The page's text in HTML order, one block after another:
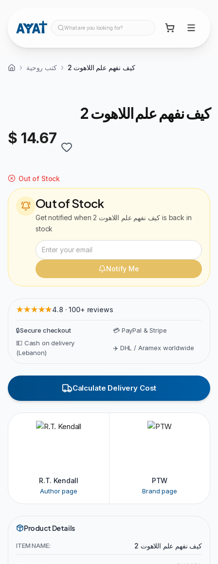
What are you looking for?
كتب روحية كيف نفهم علم اللاهوت 2
كيف نفهم علم اللاهوت 2
$ 14.67
Out of Stock
Out of Stock
Get notified when كيف نفهم علم اللاهوت 2 is back in
stock
Notify Me
★★★★★4.8 · 100+ reviews
🔒Secure checkout
💳 PayPal & Stripe
💵 Cash on delivery
(Lebanon)
✈️ DHL / Aramex worldwide
Calculate Delivery Cost
R.T. Kendall
Author page
PTW
Brand page
Product Details
ITEM NAME: كيف نفهم علم اللاهوت 2